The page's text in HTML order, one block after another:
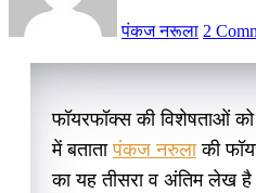
पंकज नरूला 2
फॉयरफॉक्स की विशेषताओं
में बतातापंकज नरुलाकी
का यह तीसरा व अंतिम लेख